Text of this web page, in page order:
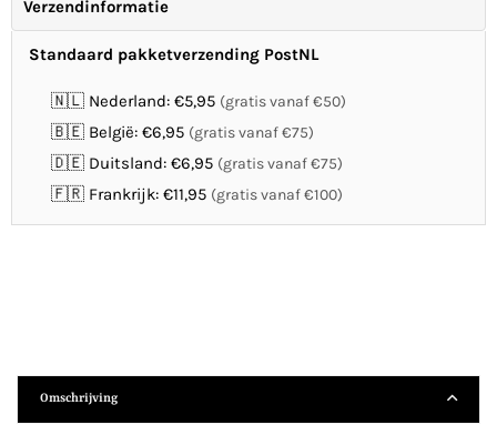
Verzendinformatie
Standaard pakketverzending PostNL
🇳🇱 Nederland: €5,95 (gratis vanaf €50)
🇧🇪 België: €6,95 (gratis vanaf €75)
🇩🇪 Duitsland: €6,95 (gratis vanaf €75)
🇫🇷 Frankrijk: €11,95 (gratis vanaf €100)
Omschrijving